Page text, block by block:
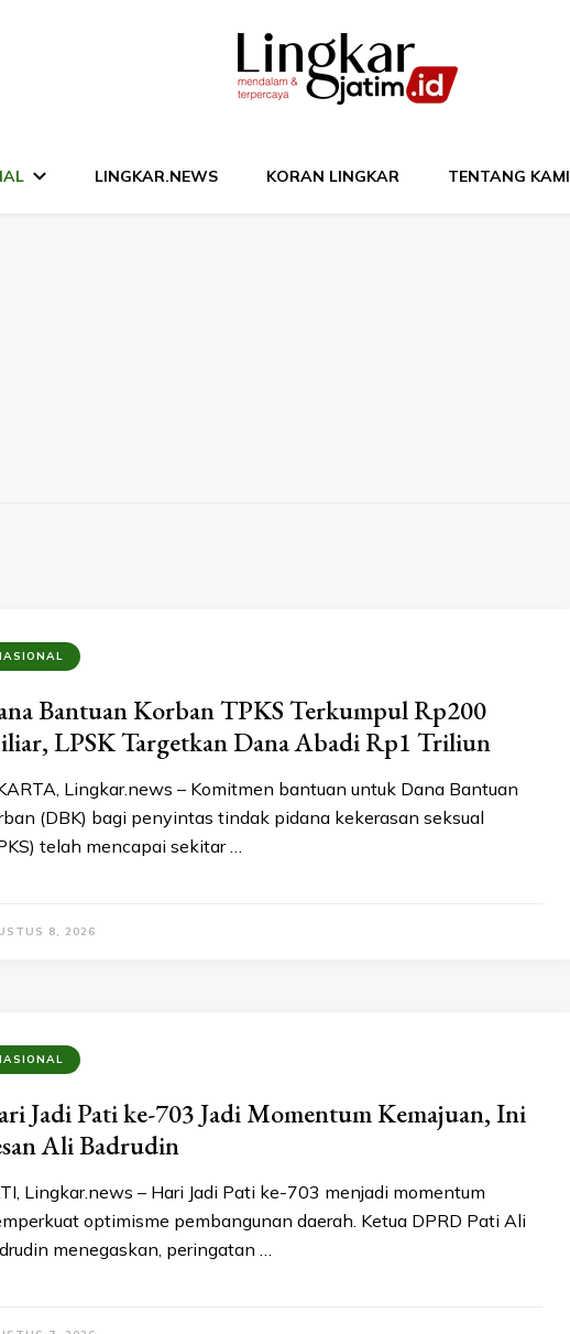
LINGKAR.NEWS KORAN LINGKAR TENTANG KAMI
Bantuan Korban TPKS Terkumpul Rp200
LPSK Targetkan Dana Abadi Rp1 Triliun
Lingkar.news – Komitmen bantuan untuk Dana Bantuan
(DBK) bagi penyintas tindak pidana kekerasan seksual
telah mencapai sekitar …
8, 2026
Jadi Pati ke-703 Jadi Momentum Kemajuan, Ini
Ali Badrudin
Lingkar.news – Hari Jadi Pati ke-703 menjadi momentum
optimisme pembangunan daerah. Ketua DPRD Pati Ali
menegaskan, peringatan …